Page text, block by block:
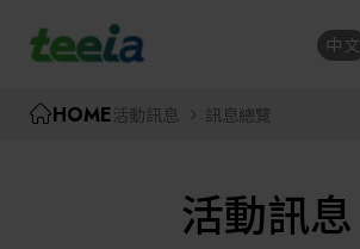
TEEIA
中文
HOME活動訊息 訊息總覽
活動訊息
中文
廠商資訊